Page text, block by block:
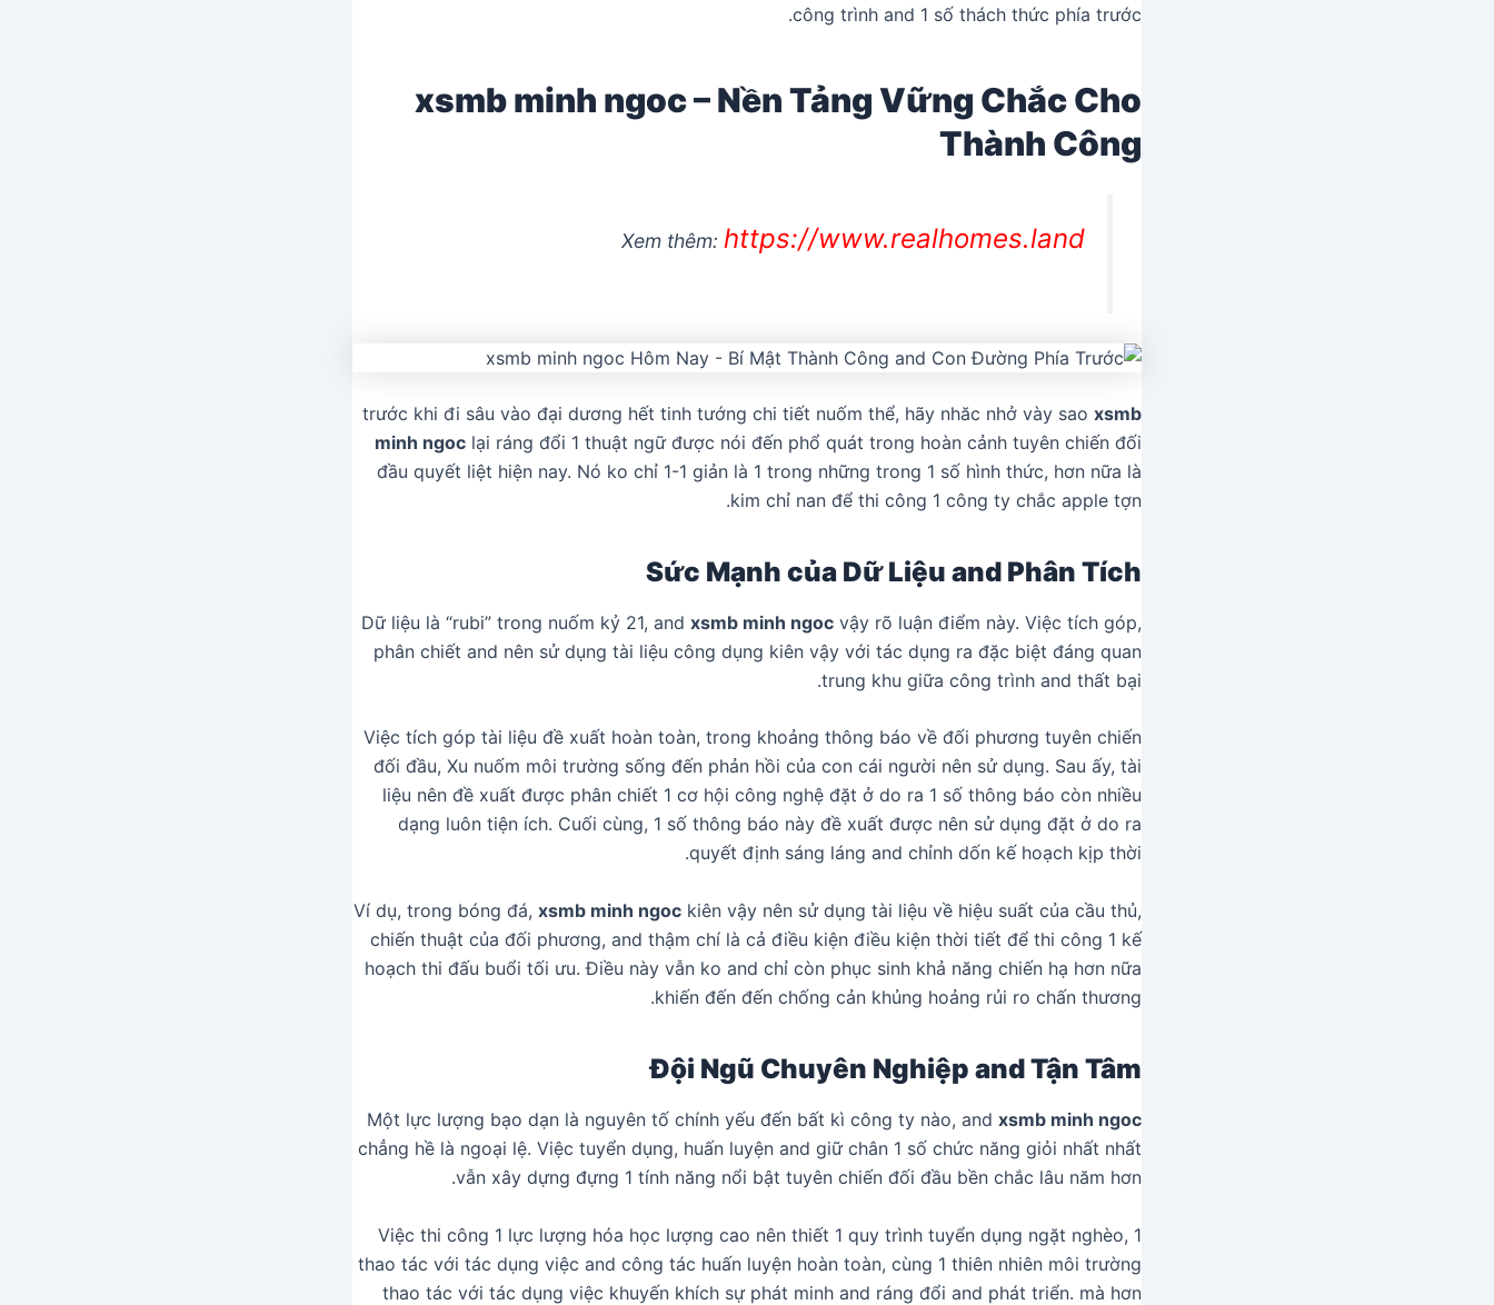
công trình and 1 số thách thức phía trước.
xsmb minh ngoc – Nền Tảng Vững Chắc Cho
Thành Công
Xem thêm: https://www.realhomes.land
trước khi đi sâu vào đại dương hết tinh tướng chi tiết nuốm thể, hãy nhăc nhở vày sao xsmb
minh ngoc lại ráng đổi 1 thuật ngữ được nói đến phổ quát trong hoàn cảnh tuyên chiến đối
đầu quyết liệt hiện nay. Nó ko chỉ 1-1 giản là 1 trong những trong 1 số hình thức, hơn nữa là
kim chỉ nan để thi công 1 công ty chắc apple tợn.
Sức Mạnh của Dữ Liệu and Phân Tích
Dữ liệu là “rubi” trong nuốm kỷ 21, and xsmb minh ngoc vậy rõ luận điểm này. Việc tích góp,
phân chiết and nên sử dụng tài liệu công dụng kiên vậy với tác dụng ra đặc biệt đáng quan
trung khu giữa công trình and thất bại.
Việc tích góp tài liệu đề xuất hoàn toàn, trong khoảng thông báo về đối phương tuyên chiến
đối đầu, Xu nuốm môi trường sống đến phản hồi của con cái người nên sử dụng. Sau ấy, tài
liệu nên đề xuất được phân chiết 1 cơ hội công nghệ đặt ở do ra 1 số thông báo còn nhiều
dạng luôn tiện ích. Cuối cùng, 1 số thông báo này đề xuất được nên sử dụng đặt ở do ra
quyết định sáng láng and chỉnh dốn kế hoạch kịp thời.
Ví dụ, trong bóng đá, xsmb minh ngoc kiên vậy nên sử dụng tài liệu về hiệu suất của cầu thủ,
chiến thuật của đối phương, and thậm chí là cả điều kiện điều kiện thời tiết để thi công 1 kế
hoạch thi đấu buổi tối ưu. Điều này vẫn ko and chỉ còn phục sinh khả năng chiến hạ hơn nữa
khiến đến đến chống cản khủng hoảng rủi ro chấn thương.
Đội Ngũ Chuyên Nghiệp and Tận Tâm
Một lực lượng bạo dạn là nguyên tố chính yếu đến bất kì công ty nào, and xsmb minh ngoc
chẳng hề là ngoại lệ. Việc tuyển dụng, huấn luyện and giữ chân 1 số chức năng giỏi nhất nhất
vẫn xây dựng đựng 1 tính năng nổi bật tuyên chiến đối đầu bền chắc lâu năm hơn.
Việc thi công 1 lực lượng hóa học lượng cao nên thiết 1 quy trình tuyển dụng ngặt nghèo, 1
thao tác với tác dụng việc and công tác huấn luyện hoàn toàn, cùng 1 thiên nhiên môi trường
thao tác với tác dụng việc khuyến khích sự phát minh and ráng đổi and phát triển. mà hơn